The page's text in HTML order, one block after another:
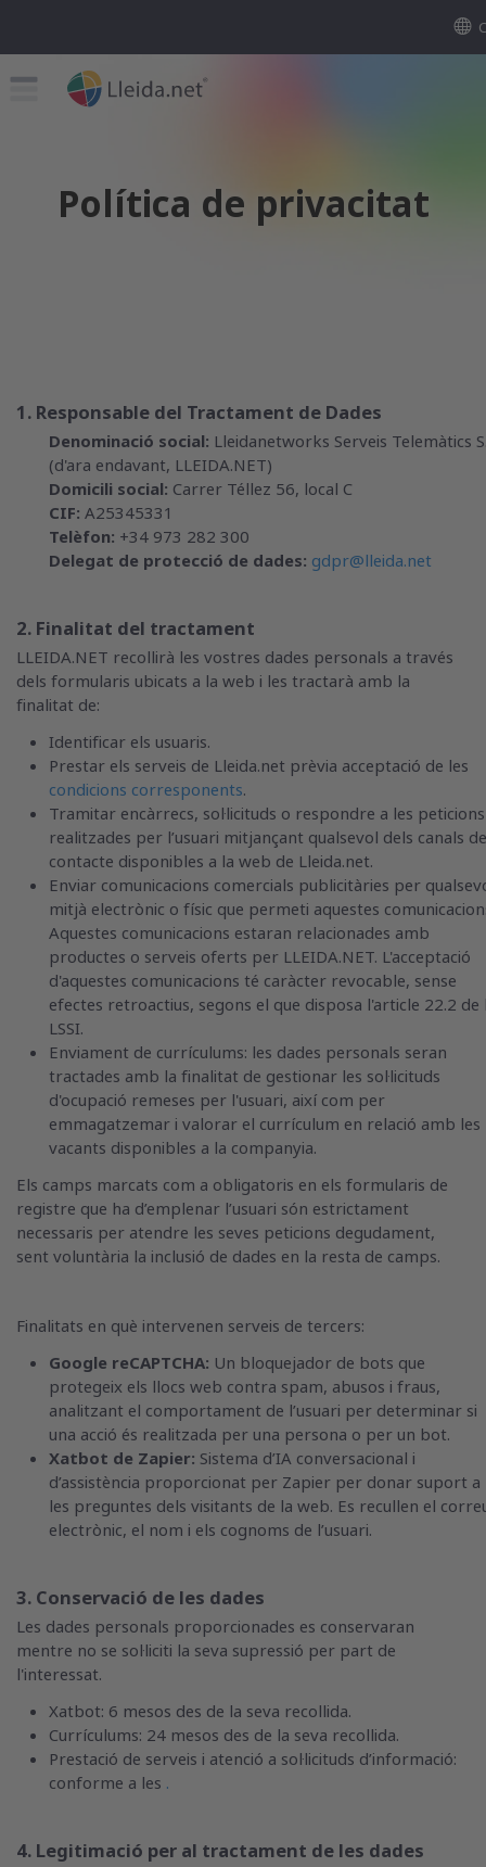
Política de privacitat
1. Responsable del Tractament de Dades
Denominació social: Lleidanetworks Serveis Telemàtics
(d'ara endavant, LLEIDA.NET)
Domicili social: Carrer Téllez 56, local C
CIF: A25345331
Telèfon: +34 973 282 300
Delegat de protecció de dades: gdpr@lleida.net
2. Finalitat del tractament
LLEIDA.NET recollirà les vostres dades personals a través
dels formularis ubicats a la web i les tractarà amb la
finalitat de:
Identificar els usuaris.
Prestar els serveis de Lleida.net prèvia acceptació de les
condicions corresponents.
Tramitar encàrrecs, sol·licituds o respondre a les peticions
realitzades per l’usuari mitjançant qualsevol dels canals de
contacte disponibles a la web de Lleida.net.
Enviar comunicacions comercials publicitàries per
mitjà electrònic o físic que permeti aquestes
Aquestes comunicacions estaran relacionades amb
productes o serveis oferts per LLEIDA.NET. L'acceptació
d'aquestes comunicacions té caràcter revocable, sense
efectes retroactius, segons el que disposa l'article 22.2 de
LSSI.
Enviament de currículums: les dades personals seran
tractades amb la finalitat de gestionar les sol·licituds
d'ocupació remeses per l'usuari, així com per
emmagatzemar i valorar el currículum en relació amb les
vacants disponibles a la companyia.
Els camps marcats com a obligatoris en els formularis de
registre que ha d’emplenar l’usuari són estrictament
necessaris per atendre les seves peticions degudament,
sent voluntària la inclusió de dades en la resta de camps.
Finalitats en què intervenen serveis de tercers:
Google reCAPTCHA: Un bloquejador de bots que
protegeix els llocs web contra spam, abusos i fraus,
analitzant el comportament de l’usuari per determinar si
una acció és realitzada per una persona o per un bot.
Xatbot de Zapier: Sistema d’IA conversacional i
d’assistència proporcionat per Zapier per donar suport a
les preguntes dels visitants de la web. Es recullen el
electrònic, el nom i els cognoms de l’usuari.
3. Conservació de les dades
Les dades personals proporcionades es conservaran
mentre no se sol·liciti la seva supressió per part de
l'interessat.
Xatbot: 6 mesos des de la seva recollida.
Currículums: 24 mesos des de la seva recollida.
Prestació de serveis i atenció a sol·licituds d’informació:
conforme a les .
4. Legitimació per al tractament de les dades